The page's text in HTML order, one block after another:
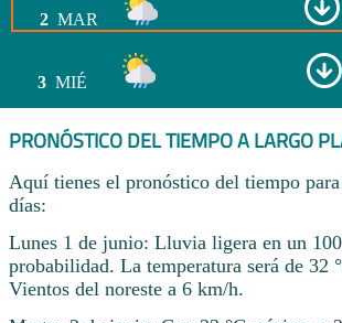
2 MAR
3 MIÉ
PRONÓSTICO DEL TIEMPO A LARGO
Aquí tienes el pronóstico del tiempo
días:
Lunes 1 de junio: Lluvia ligera en un
probabilidad. La temperatura será de 32
Vientos del noreste a 6 km/h.